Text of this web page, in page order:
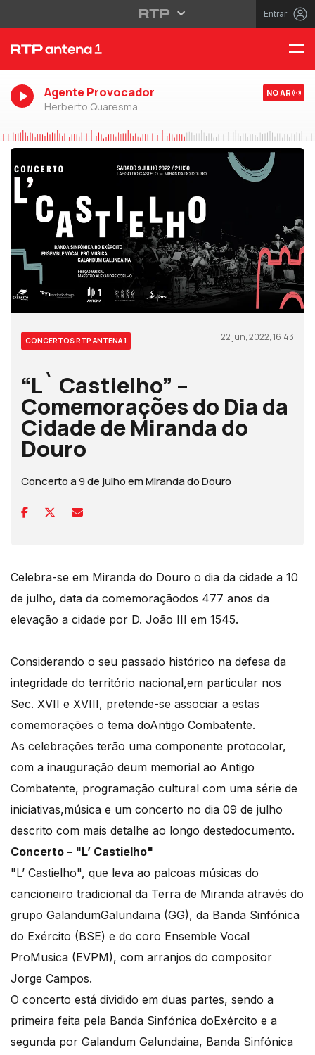
Entrar
Agente Provocador
Herberto Quaresma
NO AR
CONCERTOS RTP ANTENA 1 22 jun, 2022, 16:43
“L` Castielho” –
Comemorações do Dia da
Cidade de Miranda do
Douro
Concerto a 9 de julho em Miranda do Douro
Celebra-se em Miranda do Douro o dia da cidade a 10
de julho, data da comemoraçãodos 477 anos da
elevação a cidade por D. João III em 1545.
Considerando o seu passado histórico na defesa da
integridade do território nacional,em particular nos
Sec. XVII e XVIII, pretende-se associar a estas
comemorações o tema doAntigo Combatente.
As celebrações terão uma componente protocolar,
com a inauguração deum memorial ao Antigo
Combatente, programação cultural com uma série de
iniciativas,música e um concerto no dia 09 de julho
descrito com mais detalhe ao longo destedocumento.
Concerto – "L’ Castielho"
"L’ Castielho", que leva ao palcoas músicas do
cancioneiro tradicional da Terra de Miranda através do
grupo GalandumGalundaina (GG), da Banda Sinfónica
do Exército (BSE) e do coro Ensemble Vocal
ProMusica (EVPM), com arranjos do compositor
Jorge Campos.
O concerto está dividido em duas partes, sendo a
primeira feita pela Banda Sinfónica doExército e a
segunda por Galandum Galundaina, Banda Sinfónica